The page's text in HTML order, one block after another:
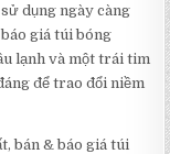
dụng ngày càng
giá túi bóng
lạnh và một trái tim
để trao đổi niềm
bán & báo giá túi